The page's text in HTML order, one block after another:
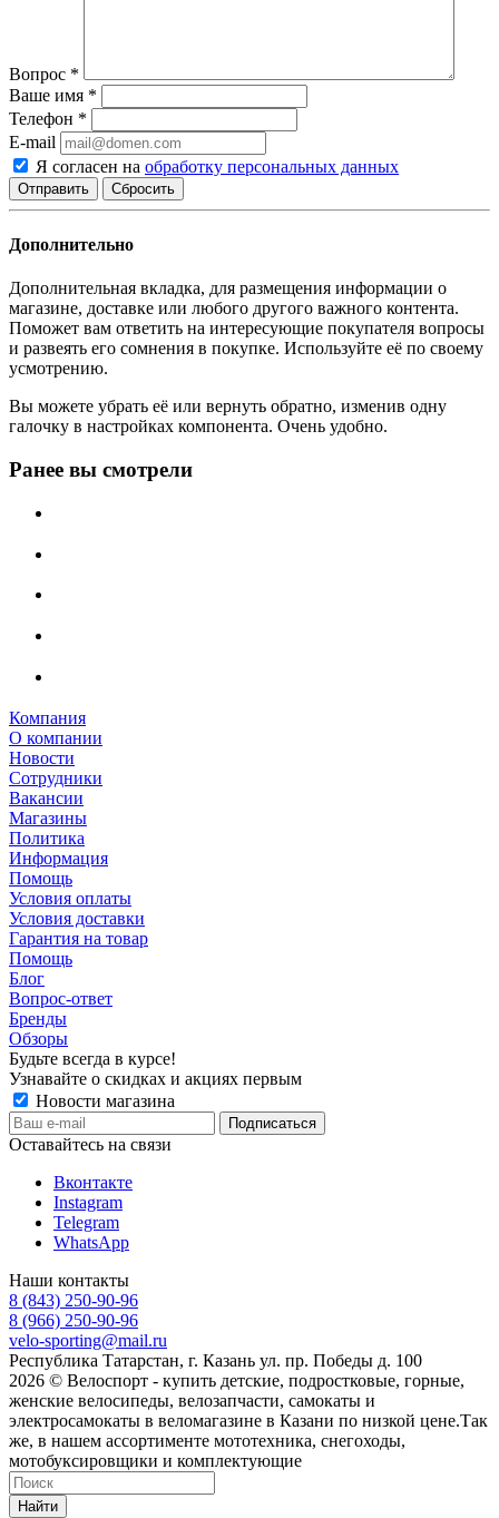
Вопрос *
Ваше имя *
Телефон *
E-mail
Я согласен на обработку персональных данных
Сбросить
Дополнительно
Дополнительная вкладка, для размещения информации о
магазине, доставке или любого другого важного контента.
Поможет вам ответить на интересующие покупателя вопросы
и развеять его сомнения в покупке. Используйте её по своему
усмотрению.
Вы можете убрать её или вернуть обратно, изменив одну
галочку в настройках компонента. Очень удобно.
Ранее вы смотрели
Компания
О компании
Новости
Сотрудники
Вакансии
Магазины
Политика
Информация
Помощь
Условия оплаты
Условия доставки
Гарантия на товар
Помощь
Блог
Вопрос-ответ
Бренды
Обзоры
Будьте всегда в курсе!
Узнавайте о скидках и акциях первым
Новости магазина
Оставайтесь на связи
Вконтакте
Instagram
Telegram
WhatsApp
Наши контакты
8 (843) 250-90-96
8 (966) 250-90-96
velo-sporting@mail.ru
Республика Татарстан, г. Казань ул. пр. Победы д. 100
2026 © Велоспорт - купить детские, подростковые, горные,
женские велосипеды, велозапчасти, самокаты и
электросамокаты в веломагазине в Казани по низкой цене.Так
же, в нашем ассортименте мототехника, снегоходы,
мотобуксировщики и комплектующие
Найти